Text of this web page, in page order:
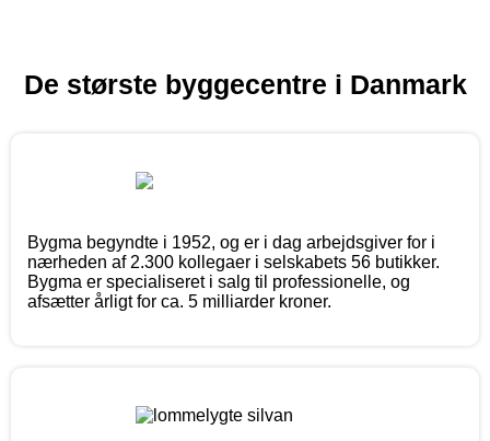
De største byggecentre i Danmark
Bygma begyndte i 1952, og er i dag arbejdsgiver for i
nærheden af 2.300 kollegaer i selskabets 56 butikker.
Bygma er specialiseret i salg til professionelle, og
afsætter årligt for ca. 5 milliarder kroner.